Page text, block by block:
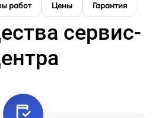
работ Цены Гарантия
сервис-